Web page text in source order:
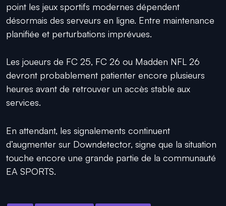
point les jeux sportifs modernes dépendent
désormais des serveurs en ligne. Entre maintenance
planifiée et perturbations imprévues.
Les joueurs de FC 25, FC 26 ou Madden NFL 26
devront probablement patienter encore plusieurs
heures avant de retrouver un accès stable aux
services.
En attendant, les signalements continuent
d’augmenter sur Downdetector, signe que la situation
touche encore une grande partie de la communauté
EA SPORTS.